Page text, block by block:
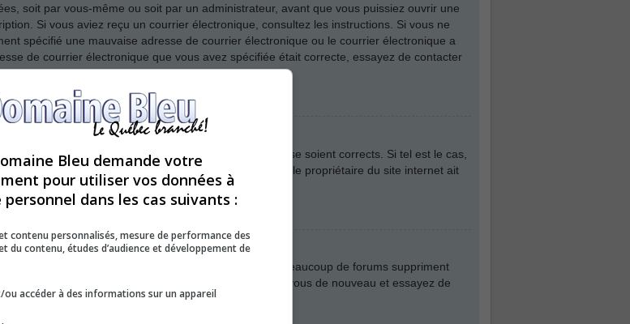
soit par vous-même ou soit par un administrateur, avant que vous puissiez ouvrir une
Si vous aviez reçu un courrier électronique, consultez les instructions. Si vous ne
spécifié une mauvaise adresse de courrier électronique ou le courrier électronique a
de courrier électronique que vous avez spécifiée était correcte, essayez de contacter
tout que votre nom d’utilisateur et votre mot de passe soient corrects. Si tel est le cas,
ne pas avoir été banni. Il est également possible que le propriétaire du site internet ait
plus me connecter ?!
votre compte pour une quelconque raison. De plus, beaucoup de forums suppriment
de leur base de données. Si tel était le cas, inscrivez-vous de nouveau et essayez de
Bleu demande votre
pour utiliser vos données à
dans les cas suivants :
contenu personnalisés, mesure de performance des
du contenu, études d’audience et développement de
accéder à des informations sur un appareil